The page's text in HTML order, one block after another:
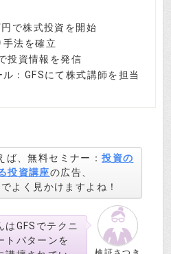
で株式投資を開始
手法を確立
投資情報を発信
：GFSにて株式講師を担当
ば、無料セミナー：投資の
投資講座の広告、
よく見かけますよね！
はGFSでテクニ
トパターンを